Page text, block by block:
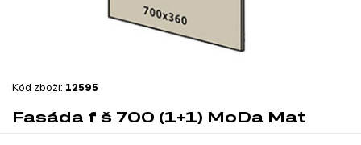
Kód zboží: 12595
Fasáda f š 700 (1+1) MoDa Mat